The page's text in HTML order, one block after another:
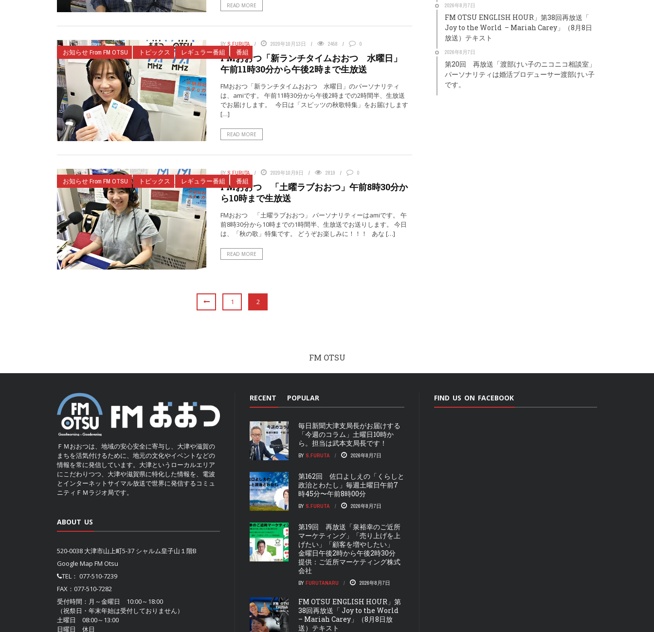
READ MORE
お知らせ From FM OTSU トピックス レギュラー番組 番組
BY S.FURUTA 2020年10月13日 2458 0
FMおおつ「新ランチタイムおおつ 水曜日」
午前11時30分から午後2時まで生放送
FMおおつ「新ランチタイムおおつ 水曜日」のパーソナリティ
は、amiです。 午前11時30分から午後2時までの2時間半、生放送
でお届けします。 今日は「スピッツの秋歌特集」をお届けします
[…]
READ MORE
お知らせ From FM OTSU トピックス レギュラー番組 番組
BY S.FURUTA 2020年10月9日 2819 0
FMおおつ 「土曜ラブおおつ」午前8時30分か
ら10時まで生放送
FMおおつ 「土曜ラブおおつ」 パーソナリティーはamiです。 午
前8時30分から10時までの1時間半、生放送でお送りします。 今日
は、「秋の歌」特集です。 どうぞお楽しみに！！！ あな […]
READ MORE
1 2
2026年8月7日
FM OTSU ENGLISH HOUR」第38回再放送「
Joy to the World – Mariah Carey」（8月8日
放送）テキスト
2026年8月7日
第20回 再放送「渡部けい子のニコニコ相談室」
パーソナリティは婚活プロデューサー渡部けい子
です。
FM OTSU
ＦＭおおつは、地域の安心安全に寄与し、大津や滋賀の
まちを活気付けるために、地元の文化やイベントなどの
情報を常に発信しています。大津というローカルエリア
にこだわりつつ、大津や滋賀県に特化した情報を、電波
とインターネットサイマル放送で世界に発信するコミュ
ニティＦＭラジオ局です。
ABOUT US
520-0038 大津市山上町5-37 シャルム皇子山１階B
Google Map FM Otsu
TEL： 077-510-7239
FAX：077-510-7282
受付時間：月～金曜日 10:00～18:00
（祝祭日・年末年始は受付しておりません）
土曜日 08:00～13:00
日曜日 休日
RECENT POPULAR
毎日新聞大津支局長がお届けする
「今週のコラム」土曜日10時か
ら。担当は武本支局長です！
BY S.FURUTA 2026年8月7日
第162回 佐口よしえの「くらしと
政治とわたし」毎週土曜日午前7
時45分〜午前8時00分
BY S.FURUTA 2026年8月7日
第19回 再放送「泉裕幸のご近所
マーケティング」「売り上げを上
げたい」「顧客を増やしたい」
金曜日午後2時から午後2時30分
提供：ご近所マーケティング株式
会社
BY FURUTANARU 2026年8月7日
FM OTSU ENGLISH HOUR」第
38回再放送「 Joy to the World
– Mariah Carey」（8月8日放
送）テキスト
FIND US ON FACEBOOK